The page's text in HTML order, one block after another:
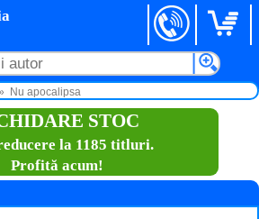
Nu apocalipsa
STOC
la 1185 titluri.
Profită acum!